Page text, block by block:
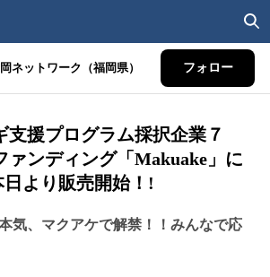
ネットワーク（福岡県） フォロー
支援プログラム採択企業７
ァンディング「Makuake」に
日より販売開始！!
気、マクアケで解禁！！みんなで応